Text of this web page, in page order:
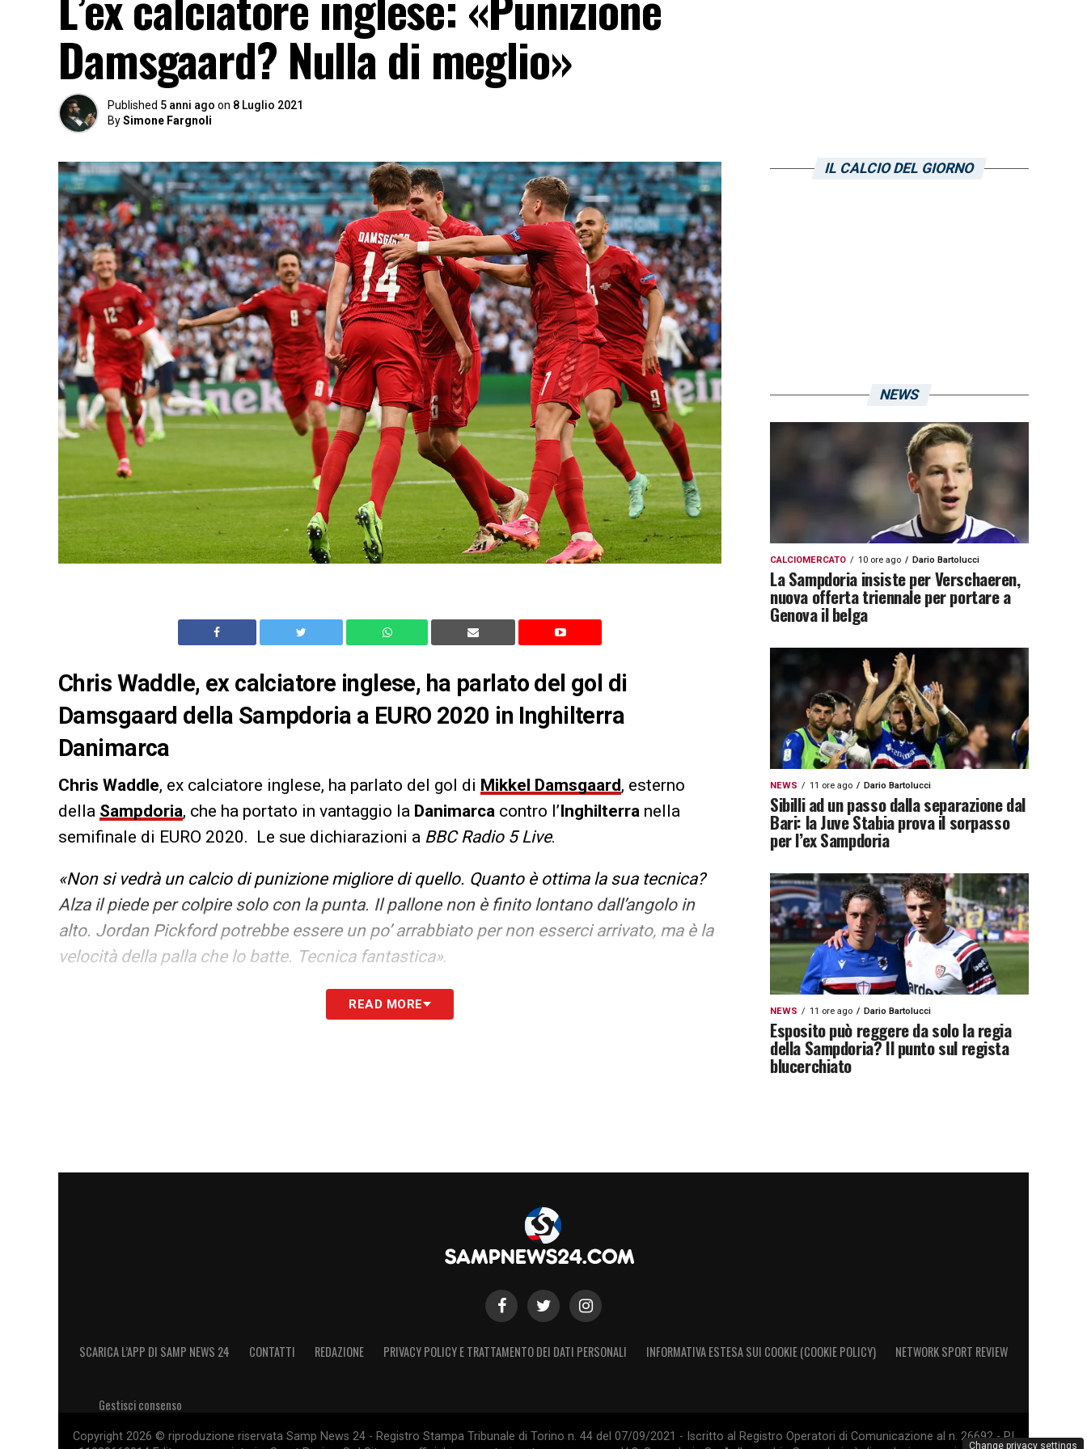
Damsgaard? Nulla di meglio»
Published 5 anni ago on 8 Luglio 2021
BySimone Fargnoli
Chris Waddle, ex calciatore inglese, ha parlato del gol di
Damsgaard della Sampdoria a EURO 2020 in Inghilterra
Danimarca
Chris Waddle, ex calciatore inglese, ha parlato del gol di Mikkel Damsgaard, esterno
della Sampdoria, che ha portato in vantaggio la Danimarca contro l’ Inghilterra nella
semifinale di EURO 2020. Le sue dichiarazioni a BBC Radio 5 Live.
«Non si vedrà un calcio di punizione migliore di quello. Quanto è ottima la sua tecnica?
Alza il piede per colpire solo con la punta. Il pallone non è finito lontano dall’angolo in
alto. Jordan Pickford potrebbe essere un po’ arrabbiato per non esserci arrivato, ma è la
velocità della palla che lo batte. Tecnica fantastica».
LA PLAYLIST DELLE NOSTRE TOP NEWSREAD MORE
IL CALCIO DEL GIORNO
NEWS
CALCIOMERCATO 10 ore ago Dario Bartolucci
La Sampdoria insiste per Verschaeren,
nuova offerta triennale per portare a
Genova il belga
NEWS 11 ore ago Dario Bartolucci
Sibilli ad un passo dalla separazione dal
Bari: la Juve Stabia prova il sorpasso
per l’ex Sampdoria
NEWS 11 ore ago Dario Bartolucci
Esposito può reggere da solo la regia
della Sampdoria? Il punto sul regista
blucerchiato
SCARICA L’APP DI SAMP NEWS 24 CONTATTI REDAZIONE PRIVACY POLICY E TRATTAMENTO DEI DATI PERSONALI INFORMATIVA ESTESA SUI COOKIE (COOKIE POLICY) NETWORK SPORT REVIEW
Gestisci consenso
Copyright 2026 © riproduzione riservata Samp News 24 - Registro Stampa Tribunale di Torino n. 44 del 07/09/2021 - Iscritto al Registro Operatori di Comunicazione al n. 26692 - PI
Change privacy settings